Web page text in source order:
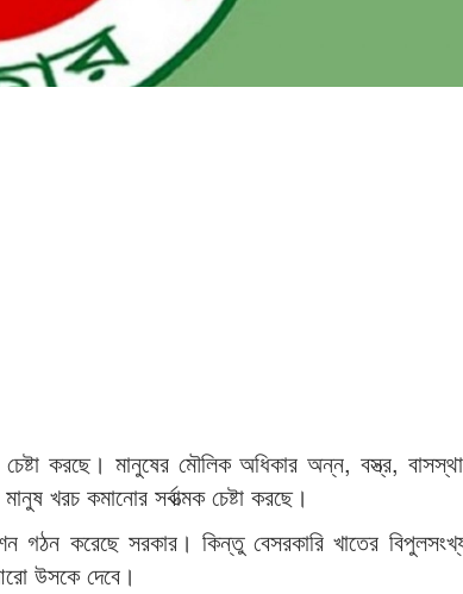
করছে। মানুষের মৌলিক অধিকার অন্ন, বস্ত্র,
খরচ কমানোর সর্বাত্মক চেষ্টা করছে।
গঠন করেছে সরকার। কিন্তু বেসরকারি খাতের
উসকে দেবে।